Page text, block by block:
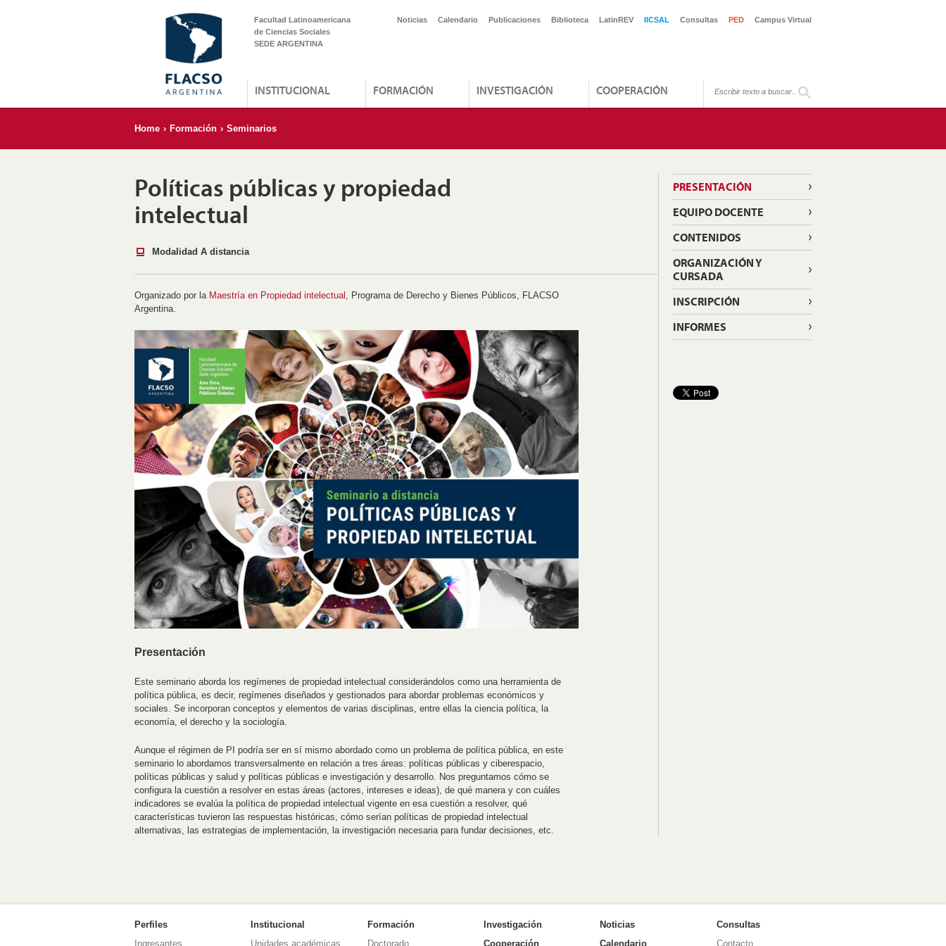
Facultad Latinoamericana
de Ciencias Sociales
SEDE ARGENTINA
Noticias Calendario Publicaciones Biblioteca LatinREV IICSAL Consultas PED Campus Virtual
INSTITUCIONAL FORMACIÓN INVESTIGACIÓN COOPERACIÓN
Home › Formación › Seminarios
Políticas públicas y propiedad
intelectual
Modalidad A distancia
Organizado por la Maestría en Propiedad intelectual
, Programa de Derecho y Bienes Públicos, FLACSO
Argentina.
Presentación
Este seminario aborda los regímenes de propiedad intelectual considerándolos como una herramienta de
política pública, es decir, regímenes diseñados y gestionados para abordar problemas económicos y
sociales. Se incorporan conceptos y elementos de varias disciplinas, entre ellas la ciencia política, la
economía, el derecho y la sociología.
Aunque el régimen de PI podría ser en sí mismo abordado como un problema de política pública, en este
seminario lo abordamos transversalmente en relación a tres áreas: políticas públicas y ciberespacio,
políticas públicas y salud y políticas públicas e investigación y desarrollo. Nos preguntamos cómo se
configura la cuestión a resolver en estas áreas (actores, intereses e ideas), de qué manera y con cuáles
indicadores se evalúa la política de propiedad intelectual vigente en esa cuestión a resolver, qué
características tuvieron las respuestas históricas, cómo serían políticas de propiedad intelectual
alternativas, las estrategias de implementación, la investigación necesaria para fundar decisiones, etc.
PRESENTACIÓN
EQUIPO DOCENTE
CONTENIDOS
ORGANIZACIÓN Y
CURSADA
INSCRIPCIÓN
INFORMES
Perfiles
Ingresantes
Institucional
Unidades académicas
Formación
Doctorado
Investigación
Cooperación
Noticias
Calendario
Consultas
Contacto